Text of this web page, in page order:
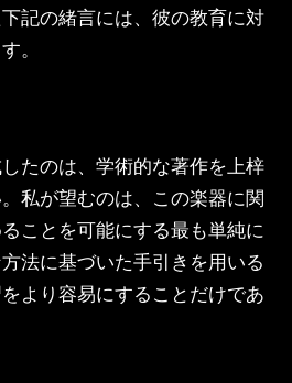
記の緒言には、彼の教育に対
。
したのは、学術的な著作を上梓
私が望むのは、この楽器に関
ことを可能にする最も単純に
法に基づいた手引きを用いる
より容易にすることだけであ